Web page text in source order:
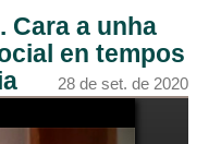
Cara a unha
en tempos
28 de set. de 2020